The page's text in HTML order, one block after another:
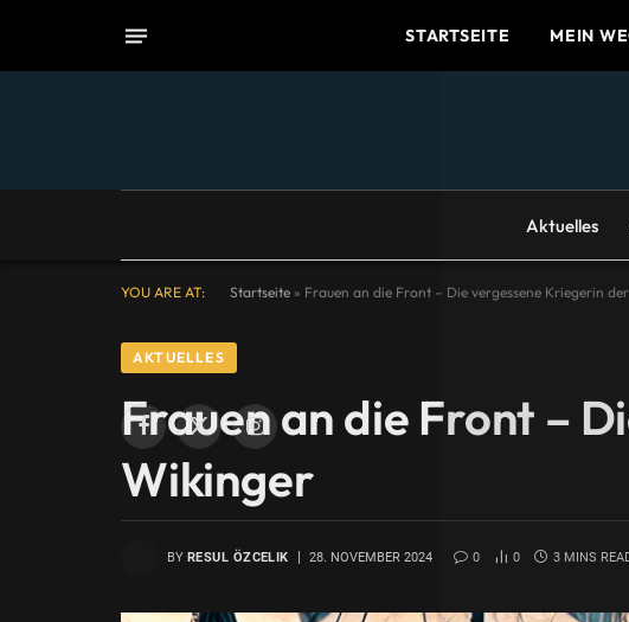
STARTSEITE MEIN
Facebook
X
(Twitter)
Instagram
Aktuelles
YOU ARE AT: Startseite » Frauen an die Front – Die vergessene Kriegerin
AKTUELLES
Frauen an die Front –
Wikinger
BY RESUL ÖZCELIK 28. NOVEMBER 2024 0 0 3 MINS